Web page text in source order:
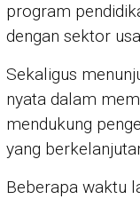
program
dengan sektor
Sekaligus
nyata dalam
mendukung
yang
Beberapa waktu